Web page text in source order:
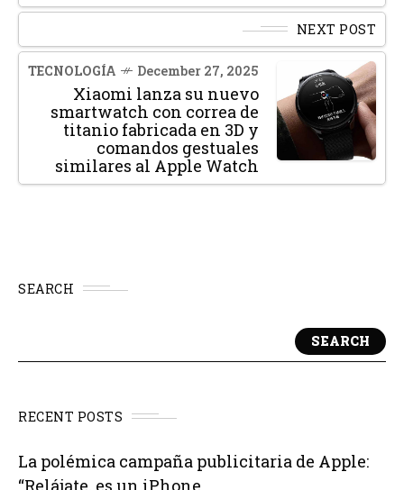
NEXT POST
TECNOLOGÍA December 27, 2025
Xiaomi lanza su nuevo
smartwatch con correa de
titanio fabricada en 3D y
comandos gestuales
similares al Apple Watch
SEARCH
SEARCH
RECENT POSTS
La polémica campaña publicitaria de Apple:
“Relájate, es un iPhone